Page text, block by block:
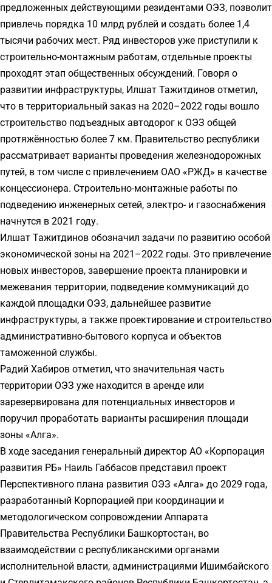
предложенных действующими резидентами ОЭЗ, позволит
привлечь порядка 10 млрд рублей и создать более 1,4
тысячи рабочих мест. Ряд инвесторов уже приступили к
строительно-монтажным работам, отдельные проекты
проходят этап общественных обсуждений. Говоря о
развитии инфраструктуры, Илшат Тажитдинов отметил,
что в территориальный заказ на 2020–2022 годы вошло
строительство подъездных автодорог к ОЭЗ общей
протяжённостью более 7 км. Правительство республики
рассматривает варианты проведения железнодорожных
путей, в том числе с привлечением ОАО «РЖД» в качестве
концессионера. Строительно-монтажные работы по
подведению инженерных сетей, электро- и газоснабжения
начнутся в 2021 году.
Илшат Тажитдинов обозначил задачи по развитию особой
экономической зоны на 2021–2022 годы. Это привлечение
новых инвесторов, завершение проекта планировки и
межевания территории, подведение коммуникаций до
каждой площадки ОЭЗ, дальнейшее развитие
инфраструктуры, а также проектирование и строительство
административно-бытового корпуса и объектов
таможенной службы.
Радий Хабиров отметил, что значительная часть
территории ОЭЗ уже находится в аренде или
зарезервирована для потенциальных инвесторов и
поручил проработать варианты расширения площади
зоны «Алга».
В ходе заседания генеральный директор АО «Корпорация
развития РБ» Наиль Габбасов представил проект
Перспективного плана развития ОЭЗ «Алга» до 2029 года,
разработанный Корпорацией при координации и
методологическом сопровождении Аппарата
Правительства Республики Башкортостан, во
взаимодействии с республиканскими органами
исполнительной власти, администрациями Ишимбайского